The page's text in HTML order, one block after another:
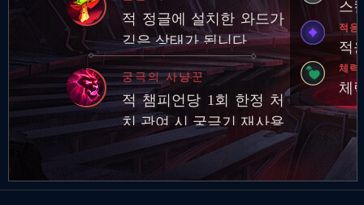
에게 기본 공격과 스킬로
피해를 입히면 추…
적 정글에 설치한 와드가
깊은 상태가 됩니다.
궁극의 사냥꾼
적 챔피언당 1회 한정 처
치 관여 시 궁극기 재사용
대기시간 영구 감소
스
적응
적
체력
체